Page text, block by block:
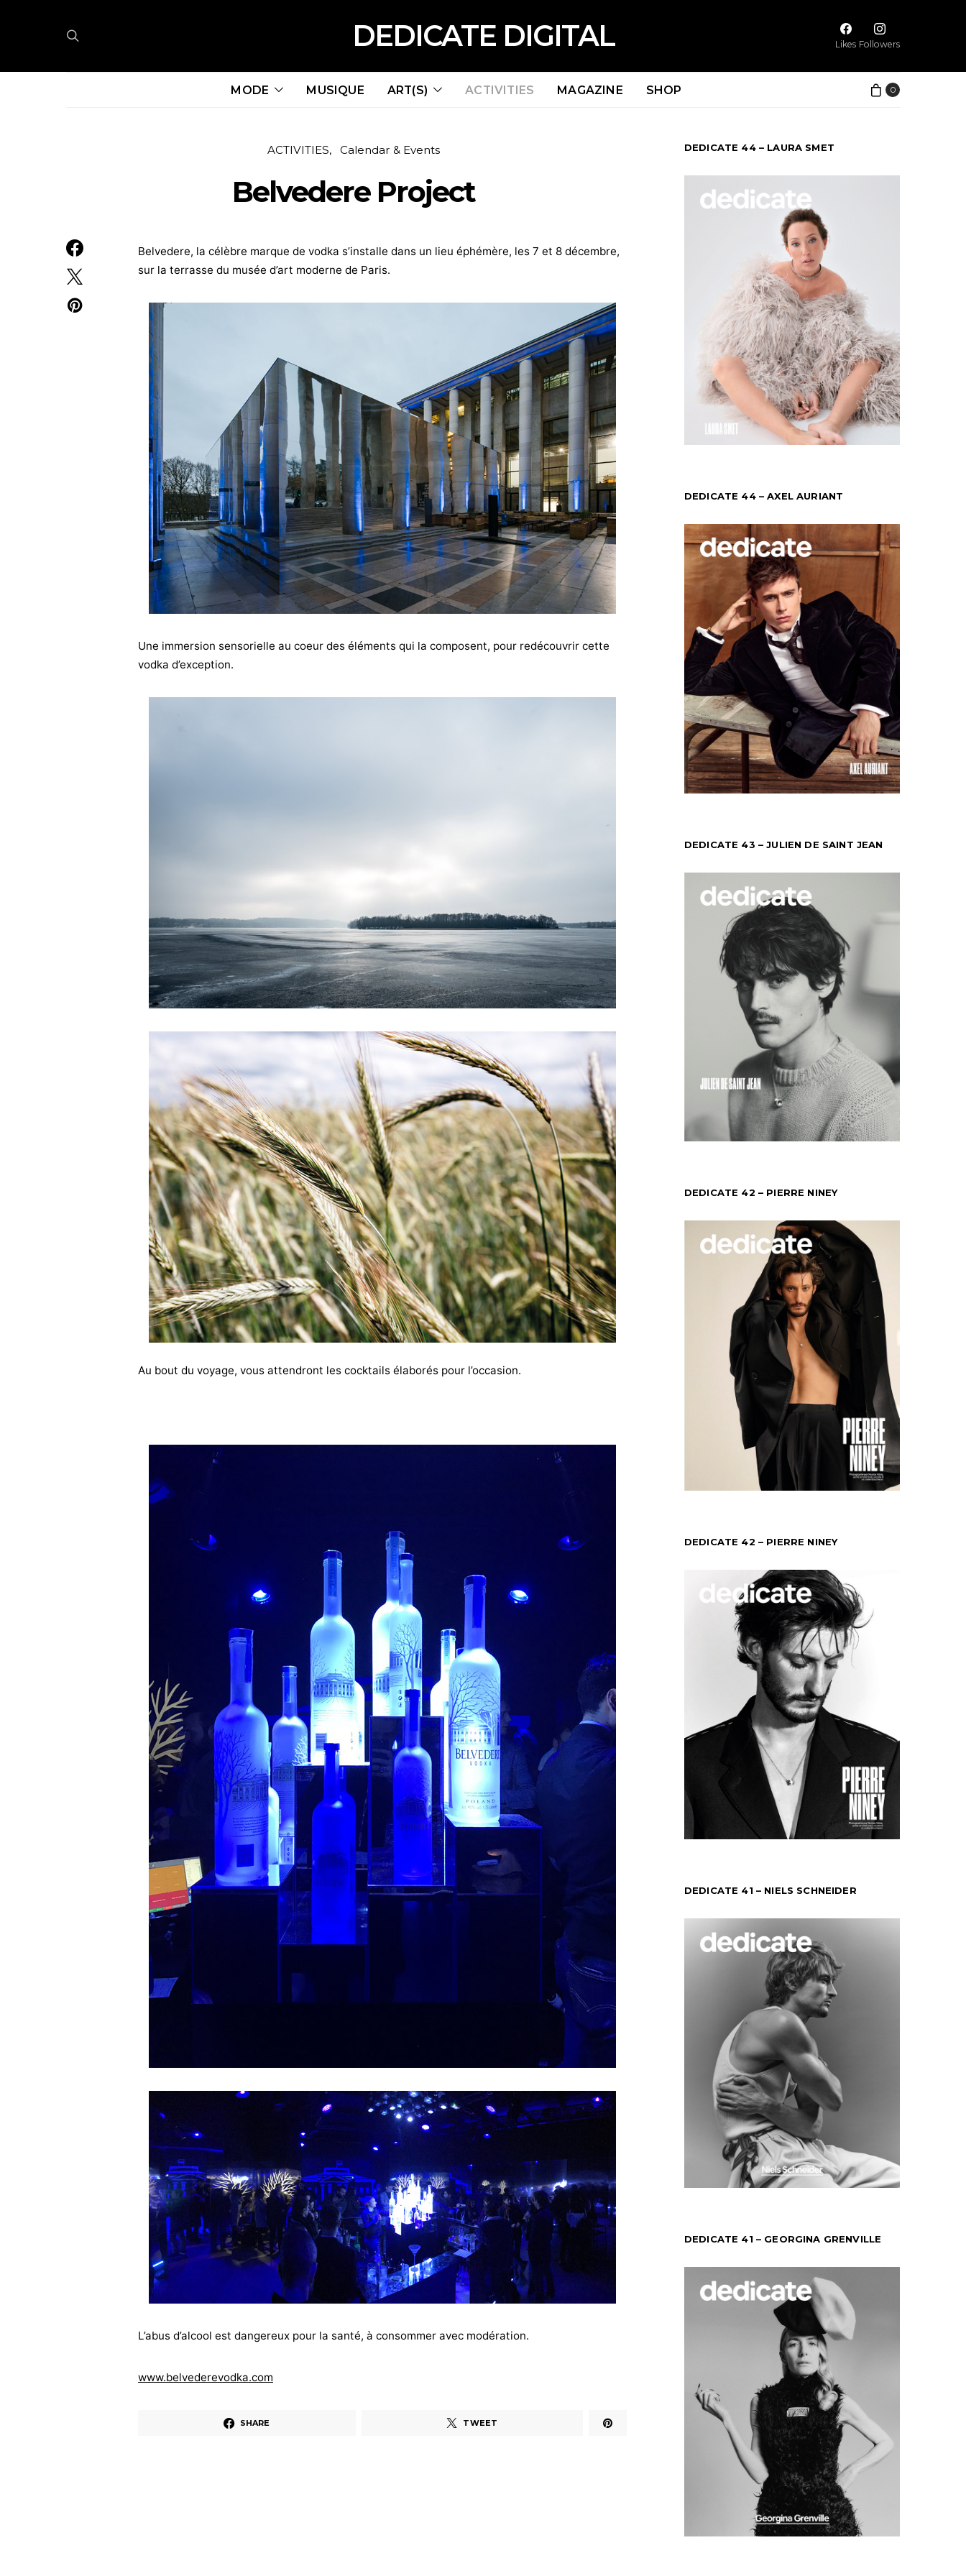
DEDICATE DIGITAL Likes Followers
MODE MUSIQUE ART(S) ACTIVITIES MAGAZINE SHOP 0
ACTIVITIES Calendar & Events
Belvedere Project
Belvedere, la célèbre marque de vodka s’installe dans un lieu éphémère, les 7 et 8 décembre,
sur la terrasse du musée d’art moderne de Paris.
Une immersion sensorielle au coeur des éléments qui la composent, pour redécouvrir cette
vodka d’exception.
Au bout du voyage, vous attendront les cocktails élaborés pour l’occasion.
L’abus d’alcool est dangereux pour la santé, à consommer avec modération.
www.belvederevodka.com
SHARE TWEET
DEDICATE 44 – LAURA SMET
DEDICATE 44 – AXEL AURIANT
DEDICATE 43 – JULIEN DE SAINT JEAN
DEDICATE 42 – PIERRE NINEY
DEDICATE 42 – PIERRE NINEY
DEDICATE 41 – NIELS SCHNEIDER
DEDICATE 41 – GEORGINA GRENVILLE